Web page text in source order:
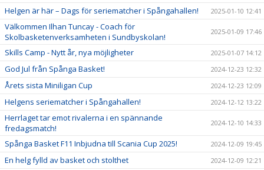
Helgen är här – Dags för seriematcher i Spångahallen! 2025-01-10 12:41
Välkommen Ilhan Tuncay - Coach för
Skolbasketenverksamheten i Sundbyskolan!
2025-01-09 17:46
Skills Camp - Nytt år, nya möjligheter 2025-01-07 14:12
God Jul från Spånga Basket! 2024-12-23 12:32
Årets sista Miniligan Cup 2024-12-23 12:09
Helgens seriematcher i Spångahallen! 2024-12-12 13:22
Herrlaget tar emot rivalerna i en spännande
fredagsmatch!
2024-12-10 14:33
Spånga Basket F11 Inbjudna till Scania Cup 2025! 2024-12-09 19:45
En helg fylld av basket och stolthet 2024-12-09 12:21